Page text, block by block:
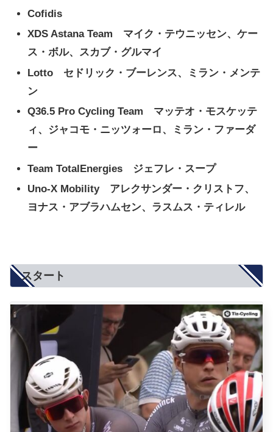
Cofidis
XDS Astana Team マイク・テウニッセン、ケー
ス・ボル、スカブ・グルマイ
Lotto セドリック・ブーレンス、ミラン・メンテ
ン
Q36.5 Pro Cycling Team マッテオ・モスケッテ
ィ、ジャコモ・ニッツォーロ、ミラン・ファーダ
ー
Team TotalEnergies ジェフレ・スープ
Uno-X Mobility アレクサンダー・クリストフ、
ヨナス・アブラハムセン、ラスムス・ティレル
スタート